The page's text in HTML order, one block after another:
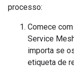
processo:
Comece
Service
importa se
etiqueta de